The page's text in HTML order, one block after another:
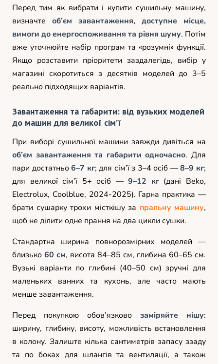
Перед тим як вибрати і купити сушильну машину,
визначте об’єм завантаження, доступне місце,
вимоги до енергоспоживання та рівня шуму. Потім
вже уточнюйте набір програм та «розумні» функції.
Якщо розставити пріоритети заздалегідь, вибір у
магазині скоротиться з десятків моделей до 3–5
реально підходящих варіантів.
Завантаження та габарити: від вузьких моделей
до машин для великої сім’ї
При виборі сушильної машини завжди дивіться на
об’єм завантаження та габарити одночасно. Для
пари достатньо6–7 кг; для сім’ї з 3–4 осіб —8–9 кг;
для великої сім’ї 5+ осіб —9–12 кг(дані Beko,
Electrolux, Coolblue, 2024-2025). Гарна практика —
брати сушарку трохи місткішу за пральну машину,
щоб не ділити одне прання на два цикли сушки.
Стандартна ширина повнорозмірних моделей —
близько 60 см, висота 84–85 см, глибина 60–65 см.
Вузькі варіанти по глибині (40–50 см) зручні для
маленьких ванних та кухонь, але часто мають
менше завантаження.
Перед покупкою обов’язково заміряйте нішу:
ширину, глибину, висоту, можливість встановлення
в колону. Залиште кілька сантиметрів запасу ззаду
та по боках для шлангів та вентиляції, а також